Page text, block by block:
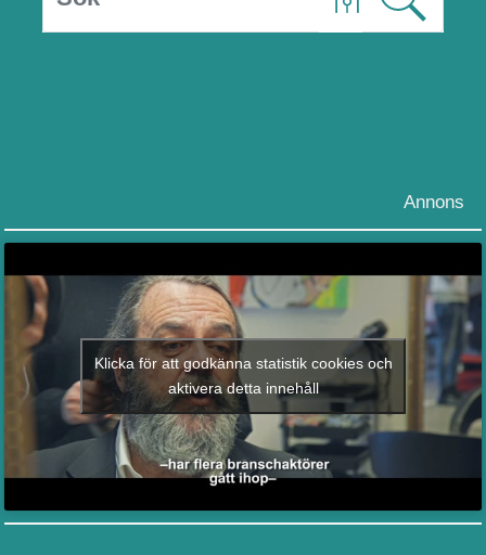
Annons
Klicka för att godkänna statistik cookies och
aktivera detta innehåll